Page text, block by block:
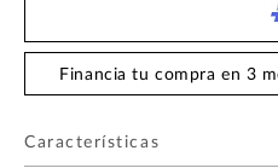
Financia tu compra en 3
Características